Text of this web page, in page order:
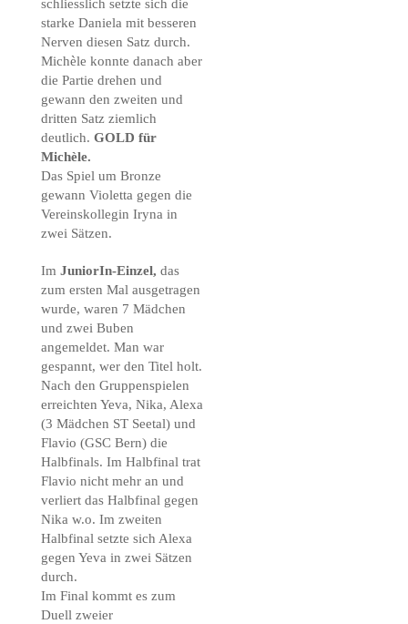
schliesslich setzte sich die
starke Daniela mit besseren
Nerven diesen Satz durch.
Michèle konnte danach aber
die Partie drehen und
gewann den zweiten und
dritten Satz ziemlich
deutlich. GOLD für
Michèle.
Das Spiel um Bronze
gewann Violetta gegen die
Vereinskollegin Iryna in
zwei Sätzen.
Im JuniorIn-Einzel, das
zum ersten Mal ausgetragen
wurde, waren 7 Mädchen
und zwei Buben
angemeldet. Man war
gespannt, wer den Titel holt.
Nach den Gruppenspielen
erreichten Yeva, Nika, Alexa
(3 Mädchen ST Seetal) und
Flavio (GSC Bern) die
Halbfinals. Im Halbfinal trat
Flavio nicht mehr an und
verliert das Halbfinal gegen
Nika w.o. Im zweiten
Halbfinal setzte sich Alexa
gegen Yeva in zwei Sätzen
durch.
Im Final kommt es zum
Duell zweier